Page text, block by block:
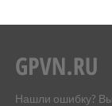
Нашли ошибку?